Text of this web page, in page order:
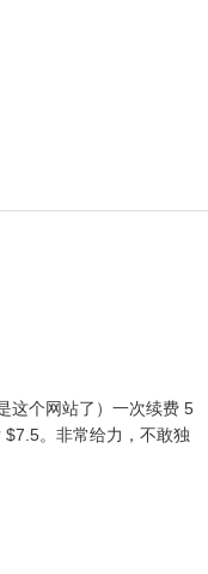
这个网站了）一次续费 5
。非常给力，不敢独